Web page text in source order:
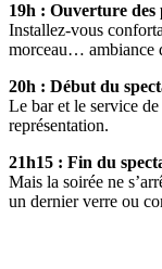
19h : Ouverture des
Installez-vous
morceau… ambiance
20h : Début du
Le bar et le service
représentation.
21h15 : Fin du
Mais la soirée ne
un dernier verre ou